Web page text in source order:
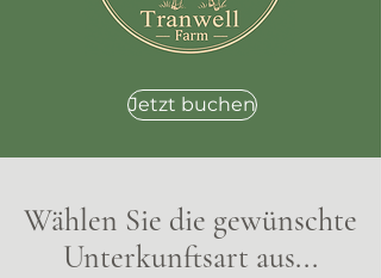
Jetzt buchen
Wählen Sie die gewünschte
Unterkunftsart aus...